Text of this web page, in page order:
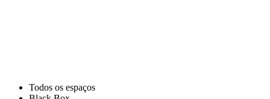
Todos os espaços